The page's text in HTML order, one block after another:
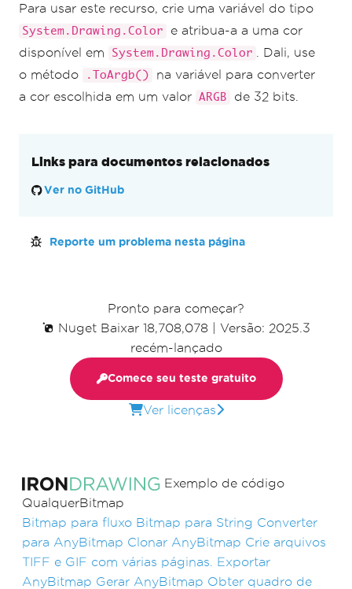
Exemplo de código
QualquerBitmap
Bitmap para fluxo Bitmap para String Converter
para AnyBitmap Clonar AnyBitmap Crie arquivos
TIFF e GIF com várias páginas. Exportar
AnyBitmap Gerar AnyBitmap Obter quadro de
Para usar este recurso, crie uma variável do tipo
System.Drawing.Color
e atribua-a a uma cor
disponível em
System.Drawing.Color
. Dali, use
o método
.ToArgb()
na variável para converter
a cor escolhida em um valor ARGB de 32 bits.
Links para documentos relacionados
Ver no GitHub
Reporte um problema nesta página
Pronto para começar?
Nuget Baixar 18,708,078
Versão: 2025.3
recém-lançado
Comece seu teste gratuito
Ver licenças